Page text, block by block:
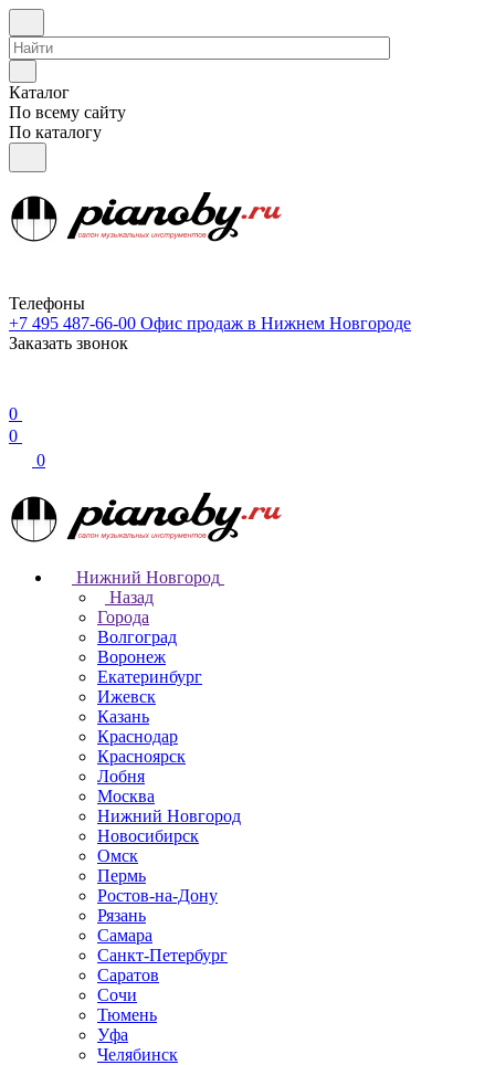
Каталог
По всему сайту
По каталогу
Телефоны
+7 495 487-66-00 Офис продаж в Нижнем Новгороде
Заказать звонок
0
0
0
Нижний Новгород
Назад
Города
Волгоград
Воронеж
Екатеринбург
Ижевск
Казань
Краснодар
Красноярск
Лобня
Москва
Нижний Новгород
Новосибирск
Омск
Пермь
Ростов-на-Дону
Рязань
Самара
Санкт-Петербург
Саратов
Сочи
Тюмень
Уфа
Челябинск